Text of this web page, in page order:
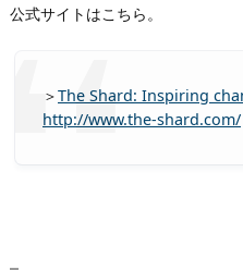
公式サイトはこちら。
＞The Shard: Inspiring
http://www.the-shard.com/